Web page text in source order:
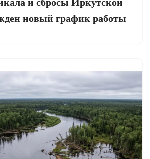
новый график работы